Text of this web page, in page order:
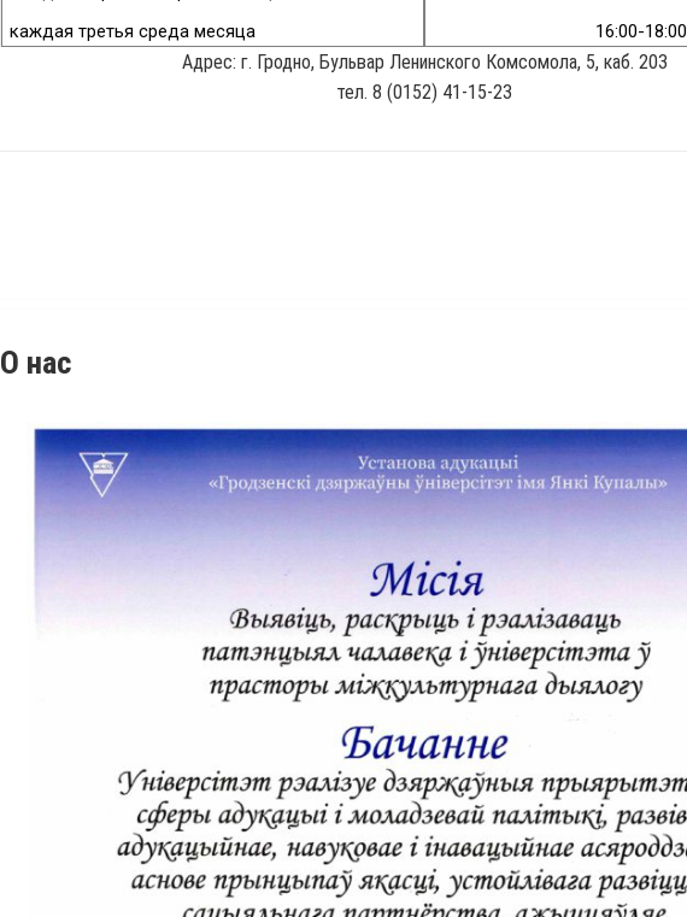
каждая третья среда месяца
16:00-18:00
Адрес: г. Гродно, Бульвар Ленинского Комсомола, 5, каб. 203
тел. 8 (0152) 41-15-23
О нас